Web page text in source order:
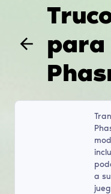
para
a